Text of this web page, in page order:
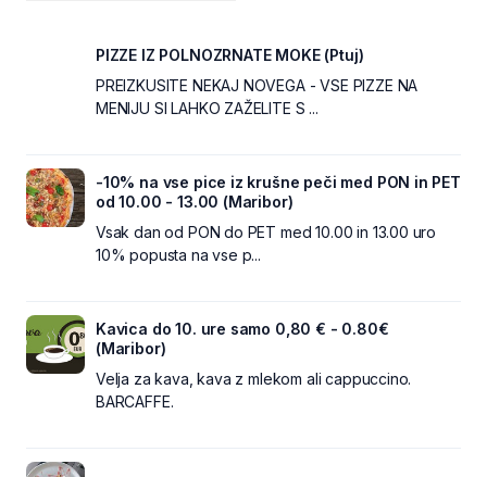
PIZZE IZ POLNOZRNATE MOKE (Ptuj)
PREIZKUSITE NEKAJ NOVEGA - VSE PIZZE NA
MENIJU SI LAHKO ZAŽELITE S ...
-10% na vse pice iz krušne peči med PON in PET
od 10.00 - 13.00 (Maribor)
Vsak dan od PON do PET med 10.00 in 13.00 uro
10% popusta na vse p...
Kavica do 10. ure samo 0,80 € - 0.80€
(Maribor)
Velja za kava, kava z mlekom ali cappuccino.
BARCAFFE.